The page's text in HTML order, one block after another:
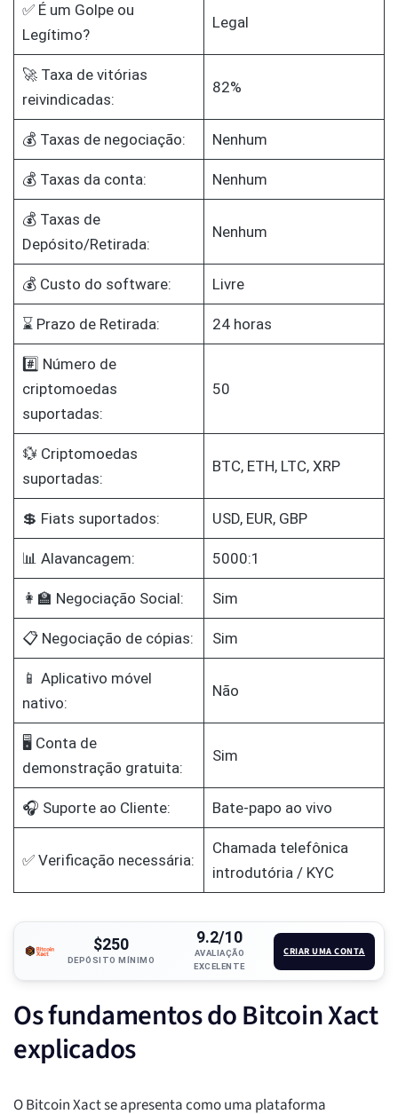
✅ É um Golpe ou
Legítimo?
Legal
🚀 Taxa de vitórias
reivindicadas:
82%
💰 Taxas de negociação: Nenhum
💰 Taxas da conta: Nenhum
💰 Taxas de
Depósito/Retirada:
Nenhum
💰 Custo do software: Livre
⌛ Prazo de Retirada: 24 horas
#️⃣ Número de
criptomoedas
suportadas:
50
💱 Criptomoedas
suportadas:
BTC, ETH, LTC, XRP
💲 Fiats suportados: USD, EUR, GBP
📊 Alavancagem: 5000:1
👩‍🏫 Negociação Social: Sim
📋 Negociação de cópias: Sim
📱 Aplicativo móvel
nativo:
Não
🖥️ Conta de
demonstração gratuita:
Sim
🎧 Suporte ao Cliente: Bate-papo ao vivo
✅ Verificação necessária:
Chamada telefônica
introdutória / KYC
$250
DEPÓSITO MÍNIMO
9.2/10
AVALIAÇÃO
EXCELENTE
CRIAR UMA CONTA
Os fundamentos do Bitcoin Xact
explicados
O Bitcoin Xact se apresenta como uma plataforma